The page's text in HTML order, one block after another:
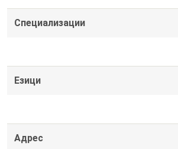
Специализации
Езици
Адрес